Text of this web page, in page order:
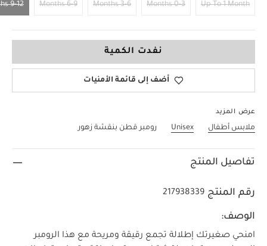
Up To 1 Month
0-3 Months
3-6 Months
6-9 Months
9-12 Months
نفدت الكمية
أضف إلى قائمة الأمنيات
عرض المزيد
ملابس أطفال Unisex رومبر قطن بنقشة زهور
تفاصيل المنتج
رقم المنتج 217938339
الوصف:
امنحي صغيرتك إطلالة تجمع رقيقة ومريحة مع هذا الرومبر